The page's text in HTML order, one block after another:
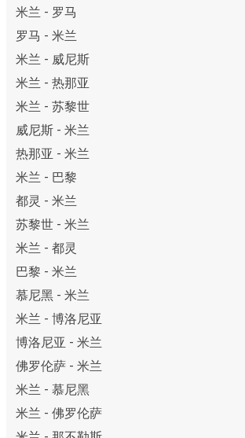
米兰 - 罗马
罗马 - 米兰
米兰 - 威尼斯
米兰 - 热那亚
米兰 - 苏黎世
威尼斯 - 米兰
热那亚 - 米兰
米兰 - 巴黎
都灵 - 米兰
苏黎世 - 米兰
米兰 - 都灵
巴黎 - 米兰
慕尼黑 - 米兰
米兰 - 博洛尼亚
博洛尼亚 - 米兰
佛罗伦萨 - 米兰
米兰 - 慕尼黑
米兰 - 佛罗伦萨